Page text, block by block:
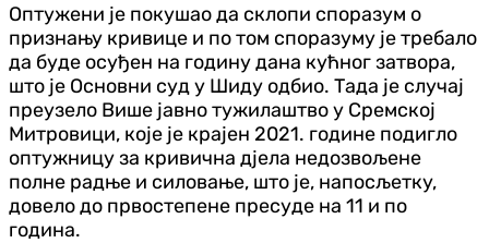
Оптужени је покушао да склопи споразум о
признању кривице и по том споразуму је требало
да буде осуђен на годину дана кућног затвора,
што је Основни суд у Шиду одбио. Тада је случај
преузело Више јавно тужилаштво у Сремској
Митровици, које је крајен 2021. године подигло
оптужницу за кривична дјела недозвољене
полне радње и силовање, што је, напосљетку,
довело до првостепене пресуде на 11 и по
година.